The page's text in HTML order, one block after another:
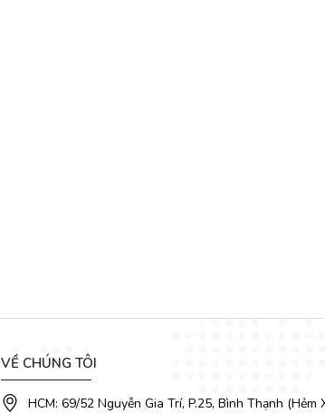
VỀ CHÚNG TÔI
HCM: 69/52 Nguyễn Gia Trí, P.25, Bình Thạnh (Hẻm